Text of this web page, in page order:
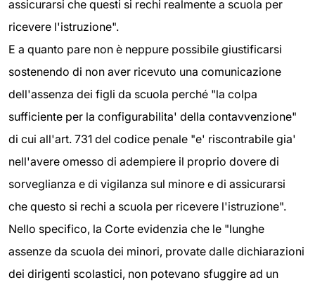
assicurarsi che questi si rechi realmente a scuola per
ricevere l'istruzione".
E a quanto pare non è neppure possibile giustificarsi
sostenendo di non aver ricevuto una comunicazione
dell'assenza dei figli da scuola perché "la colpa
sufficiente per la configurabilita' della contavvenzione"
di cui all'art. 731 del codice penale "e' riscontrabile gia'
nell'avere omesso di adempiere il proprio dovere di
sorveglianza e di vigilanza sul minore e di assicurarsi
che questo si rechi a scuola per ricevere l'istruzione".
Nello specifico, la Corte evidenzia che le "lunghe
assenze da scuola dei minori, provate dalle dichiarazioni
dei dirigenti scolastici, non potevano sfuggire ad un